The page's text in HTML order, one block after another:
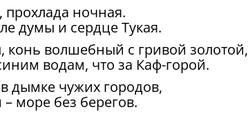
прохлада ночная.
думы и сердце Тукая.
конь волшебный с гривой золотой,
водам, что за Каф-горой.
дымке чужих городов,
море без берегов.